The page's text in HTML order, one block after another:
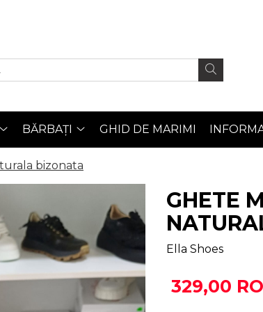
BĂRBAȚI GHID DE MARIMI
bizonata
GHETE
Ella Shoes
329,00